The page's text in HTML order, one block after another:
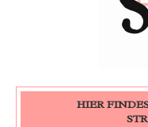
HIER